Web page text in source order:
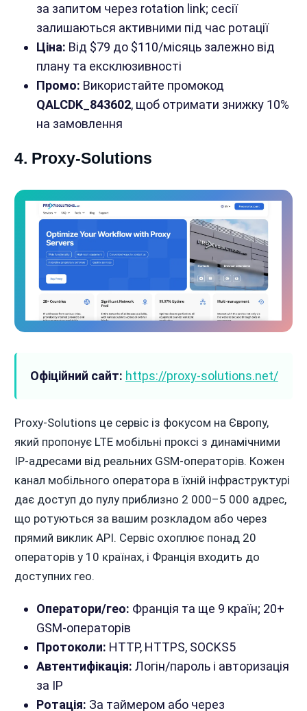
за запитом через rotation link; сесії
залишаються активними під час ротації
Ціна: Від $79 до $110/місяць залежно від
плану та ексклюзивності
Промо: Використайте промокод
QALCDK_843602, щоб отримати знижку 10%
на замовлення
4. Proxy-Solutions
Офіційний сайт: https://proxy-solutions.net/
Proxy-Solutions це сервіс із фокусом на Європу,
який пропонує LTE мобільні проксі з динамічними
IP-адресами від реальних GSM-операторів. Кожен
канал мобільного оператора в їхній інфраструктурі
дає доступ до пулу приблизно 2 000–5 000 адрес,
що ротуються за вашим розкладом або через
прямий виклик API. Сервіс охоплює понад 20
операторів у 10 країнах, і Франція входить до
доступних гео.
Оператори/гео: Франція та ще 9 країн; 20+
GSM-операторів
Протоколи: HTTP, HTTPS, SOCKS5
Автентифікація: Логін/пароль і авторизація
за IP
Ротація: За таймером або через